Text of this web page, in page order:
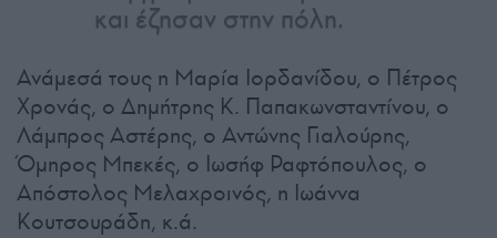
και έζησαν στην πόλη.
Ανάμεσά τους η Μαρία Ιορδανίδου, ο Πέτρος
Χρονάς, ο Δημήτρης Κ. Παπακωνσταντίνου, ο
Λάμπρος Αστέρης, ο Αντώνης Γιαλούρης,
Όμηρος Μπεκές, ο Ιωσήφ Ραφτόπουλος, ο
Απόστολος Μελαχροινός, η Ιωάννα
Κουτσουράδη, κ.ά.